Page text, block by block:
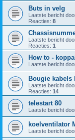
Buts in velg
Laatste bericht
Reacties: 8
Laatste bericht
Reacties: 1
How to -
Laatste bericht
Bougie kabels
Laatste bericht
Reacties: 14
telestart 80
Laatste bericht
koelventilator
Laatste bericht